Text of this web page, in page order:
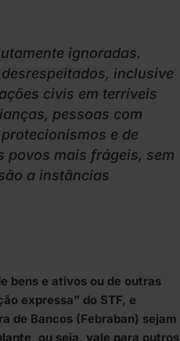
ignoradas.
inclusive
civis em terríveis
pessoas com
e de
povos mais frágeis, sem
a instâncias
bens e ativos ou de outras
expressa” do STF, e
de Bancos (Febraban) sejam
ou seja, vale para outros